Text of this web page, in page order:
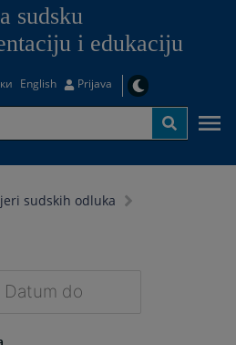
sudsku
i edukaciju
English Prijava
sudskih odluka